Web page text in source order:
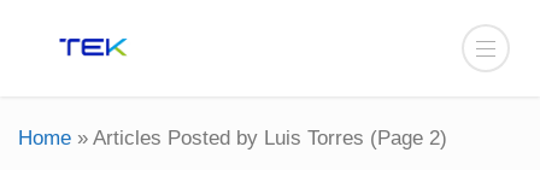
Home » Articles Posted by Luis Torres (Page 2)